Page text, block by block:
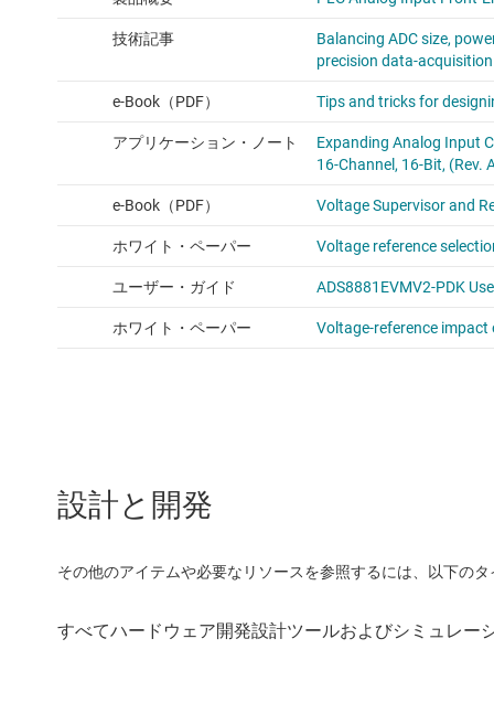
設計と開発
その他のアイテムや必要なリソースを参照するには、以下の